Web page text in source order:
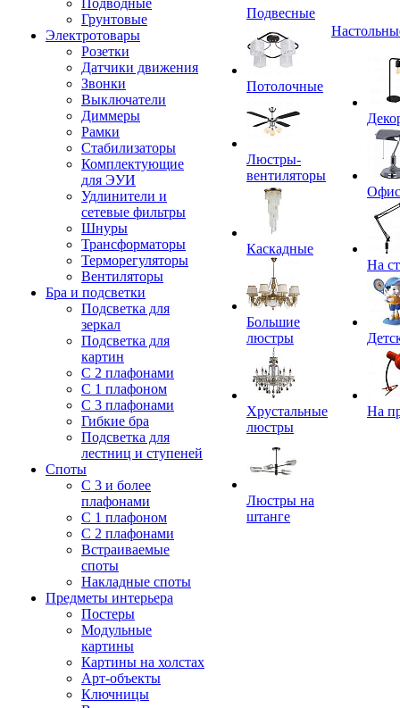
Подводные
Грунтовые
Электротовары
Розетки
Датчики движения
Звонки
Выключатели
Диммеры
Рамки
Стабилизаторы
Комплектующие
для ЭУИ
Удлинители и
сетевые фильтры
Шнуры
Трансформаторы
Терморегуляторы
Вентиляторы
Бра и подсветки
Подсветка для
зеркал
Подсветка для
картин
С 2 плафонами
С 1 плафоном
С 3 плафонами
Гибкие бра
Подсветка для
лестниц и ступеней
Споты
С 3 и более
плафонами
С 1 плафоном
С 2 плафонами
Встраиваемые
споты
Накладные споты
Предметы интерьера
Постеры
Модульные
картины
Картины на холстах
Арт-объекты
Ключницы
Подвесные
Потолочные
Люстры-
вентиляторы
Каскадные
Большие
люстры
Хрустальные
люстры
Люстры на
штанге
На
На